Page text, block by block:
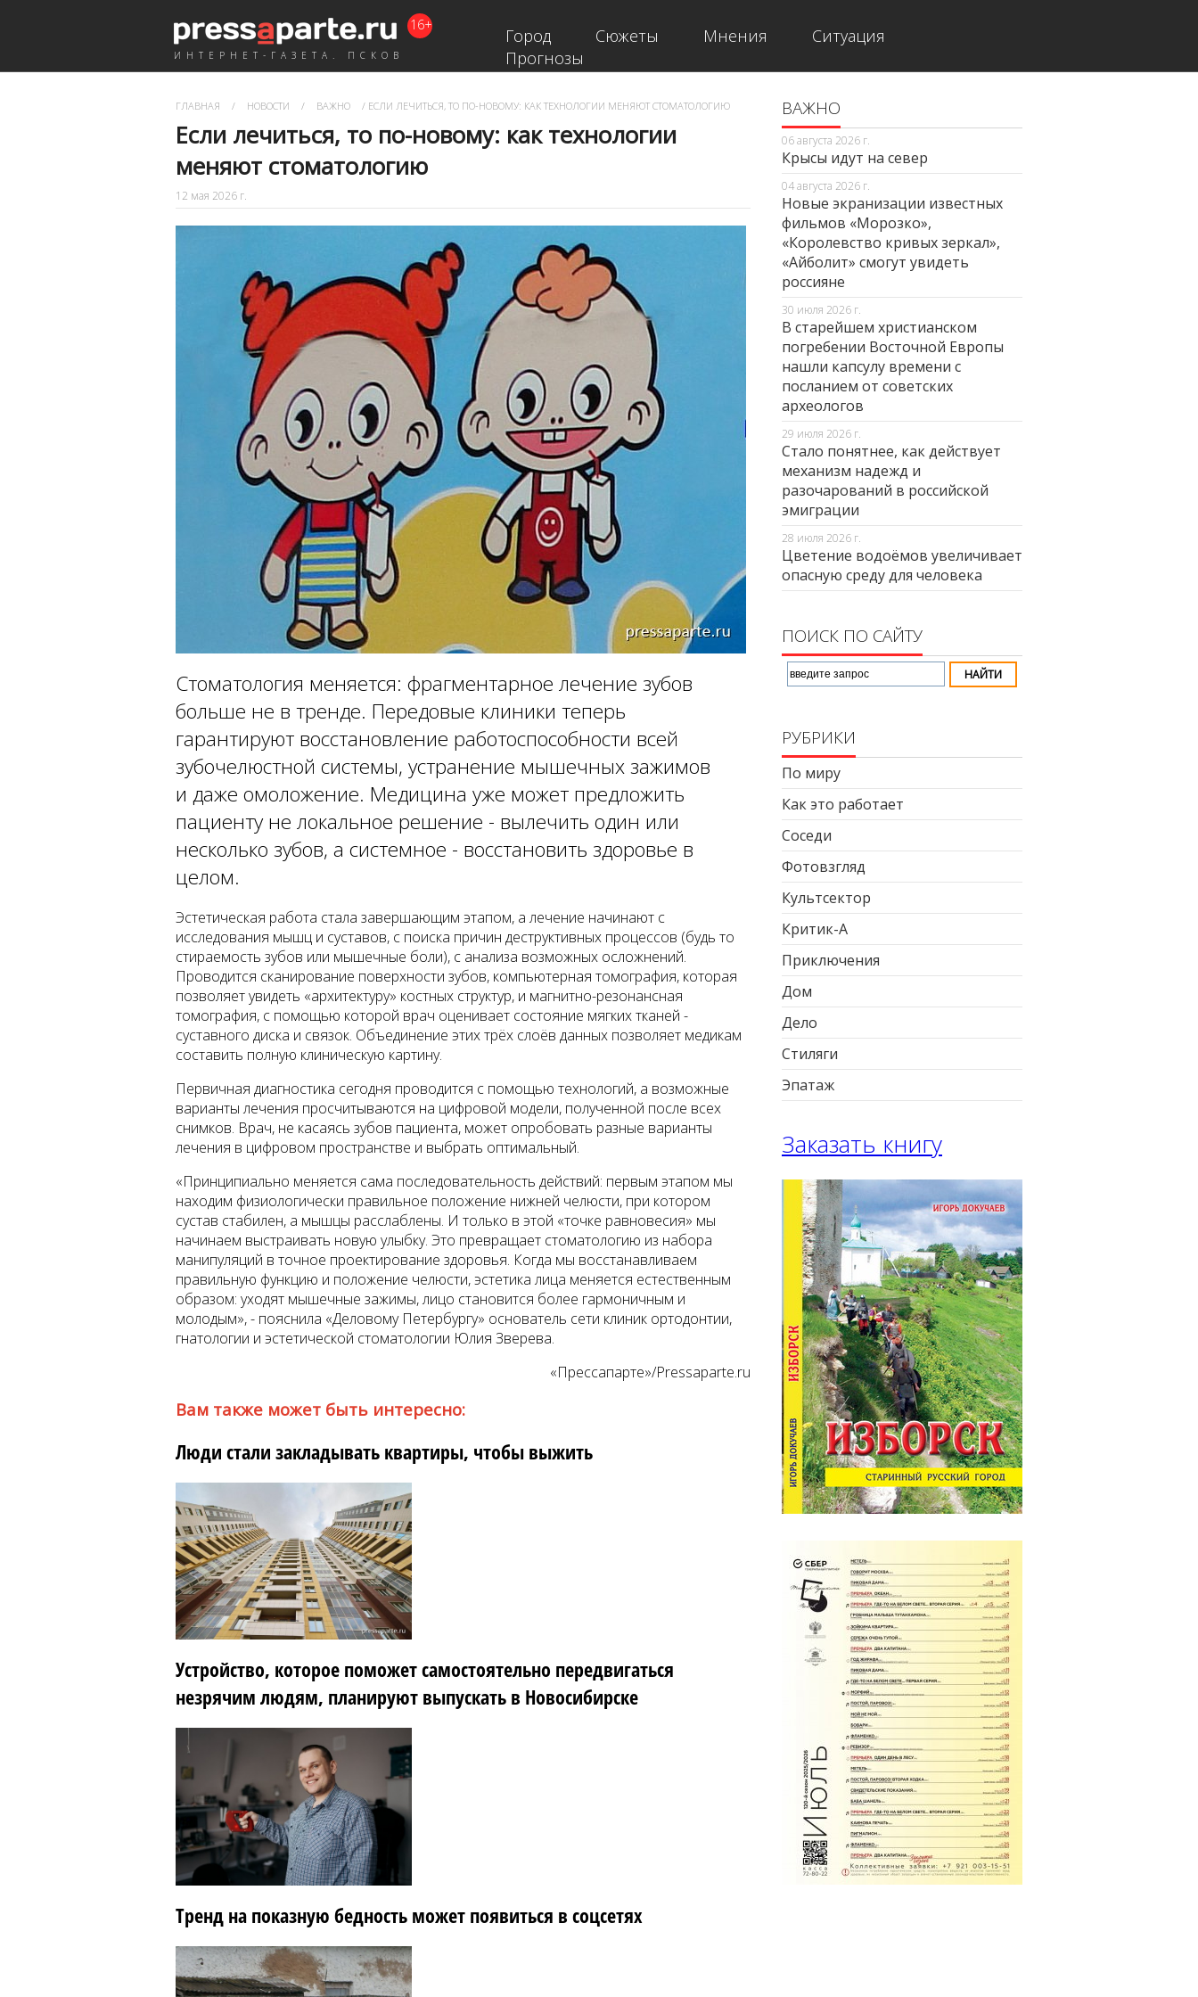
ИНТЕРНЕТ-ГАЗЕТА. ПСКОВ
16+
Город Сюжеты Мнения
Ситуация
Прогнозы
ГЛАВНАЯ / НОВОСТИ / ВАЖНО / ЕСЛИ ЛЕЧИТЬСЯ, ТО ПО-НОВОМУ: КАК ТЕХНОЛОГИИ МЕНЯЮТ СТОМАТОЛОГИЮ
Если лечиться, то по-новому: как технологии
меняют стоматологию
12 мая 2026 г.
Стоматология меняется: фрагментарное лечение зубов
больше не в тренде. Передовые клиники теперь
гарантируют восстановление работоспособности всей
зубочелюстной системы, устранение мышечных зажимов
и даже омоложение. Медицина уже может предложить
пациенту не локальное решение - вылечить один или
несколько зубов, а системное - восстановить здоровье в
целом.
Эстетическая работа стала завершающим этапом, а лечение начинают с
исследования мышц и суставов, с поиска причин деструктивных процессов (будь то
стираемость зубов или мышечные боли), с анализа возможных осложнений.
Проводится сканирование поверхности зубов, компьютерная томография, которая
позволяет увидеть «архитектуру» костных структур, и магнитно-резонансная
томография, с помощью которой врач оценивает состояние мягких тканей -
суставного диска и связок. Объединение этих трёх слоёв данных позволяет медикам
составить полную клиническую картину.
Первичная диагностика сегодня проводится с помощью технологий, а возможные
варианты лечения просчитываются на цифровой модели, полученной после всех
снимков. Врач, не касаясь зубов пациента, может опробовать разные варианты
лечения в цифровом пространстве и выбрать оптимальный.
«Принципиально меняется сама последовательность действий: первым этапом мы
находим физиологически правильное положение нижней челюсти, при котором
сустав стабилен, а мышцы расслаблены. И только в этой «точке равновесия» мы
начинаем выстраивать новую улыбку. Это превращает стоматологию из набора
манипуляций в точное проектирование здоровья. Когда мы восстанавливаем
правильную функцию и положение челюсти, эстетика лица меняется естественным
образом: уходят мышечные зажимы, лицо становится более гармоничным и
молодым», - пояснила «Деловому Петербургу» основатель сети клиник ортодонтии,
гнатологии и эстетической стоматологии Юлия Зверева.
«Прессапарте»/Pressaparte.ru
Вам также может быть интересно:
Люди стали закладывать квартиры, чтобы выжить
Устройство, которое поможет самостоятельно передвигаться
незрячим людям, планируют выпускать в Новосибирске
Тренд на показную бедность может появиться в соцсетях
ВАЖНО
06 августа 2026 г.
Крысы идут на север
04 августа 2026 г.
Новые экранизации известных
фильмов «Морозко»,
«Королевство кривых зеркал»,
«Айболит» смогут увидеть
россияне
30 июля 2026 г.
В старейшем христианском
погребении Восточной Европы
нашли капсулу времени с
посланием от советских
археологов
29 июля 2026 г.
Стало понятнее, как действует
механизм надежд и
разочарований в российской
эмиграции
28 июля 2026 г.
Цветение водоёмов увеличивает
опасную среду для человека
ПОИСК ПО САЙТУ
РУБРИКИ
По миру
Как это работает
Соседи
Фотовзгляд
Культсектор
Критик-А
Приключения
Дом
Дело
Стиляги
Эпатаж
Заказать книгу